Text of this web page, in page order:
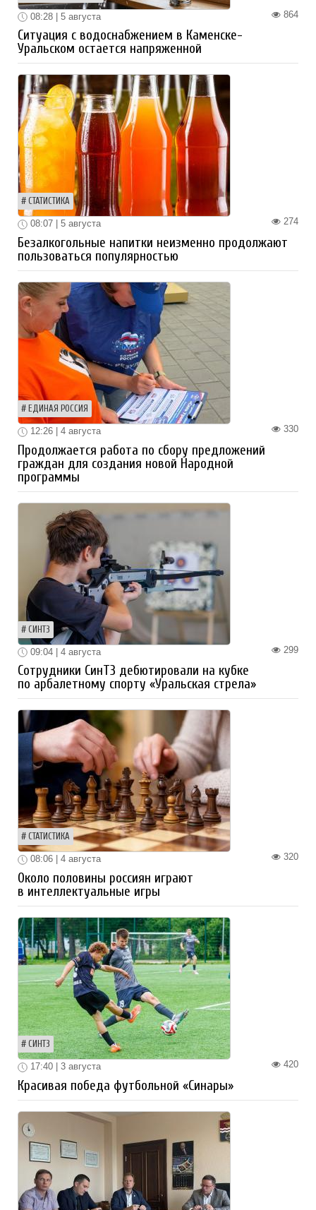
864
08:28 | 5 августа
Ситуация с водоснабжением в Каменске-
Уральском остается напряженной
СТАТИСТИКА
274
08:07 | 5 августа
Безалкогольные напитки неизменно продолжают
пользоваться популярностью
ЕДИНАЯ РОССИЯ
330
12:26 | 4 августа
Продолжается работа по сбору предложений
граждан для создания новой Народной
программы
СИНТЗ
299
09:04 | 4 августа
Сотрудники СинТЗ дебютировали на кубке
по арбалетному спорту «Уральская стрела»
СТАТИСТИКА
320
08:06 | 4 августа
Около половины россиян играют
в интеллектуальные игры
СИНТЗ
420
17:40 | 3 августа
Красивая победа футбольной «Синары»